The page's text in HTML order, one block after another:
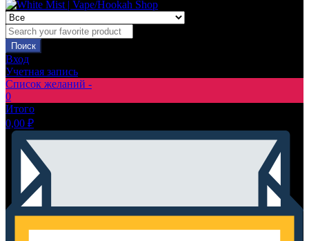
Поиск
Вход
Учетная запись
Список желаний -
0
Итого
0,00 ₽